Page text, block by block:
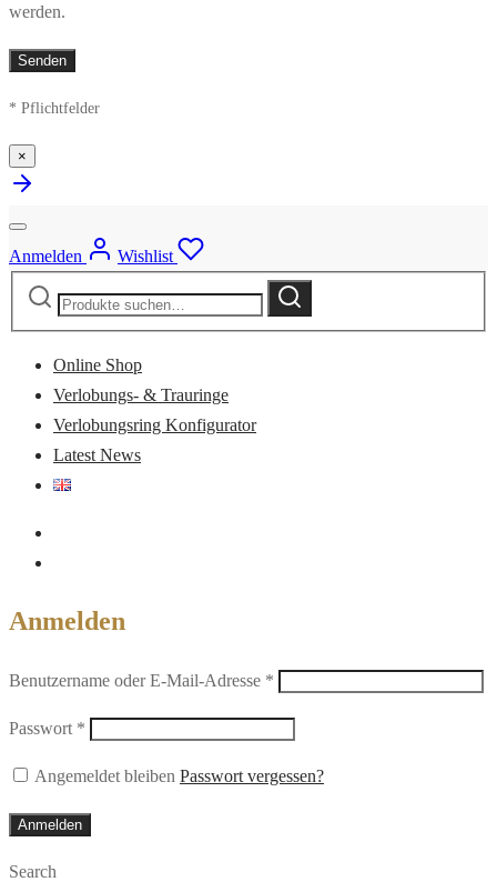
werden.
* Pflichtfelder
×
Anmelden
Wishlist
Suche
Suche
Online Shop
Verlobungs- & Trauringe
Verlobungsring Konfigurator
Latest News
Anmelden
Benutzername oder E-Mail-Adresse *
Passwort *
Angemeldet bleiben Passwort vergessen?
Anmelden
Search